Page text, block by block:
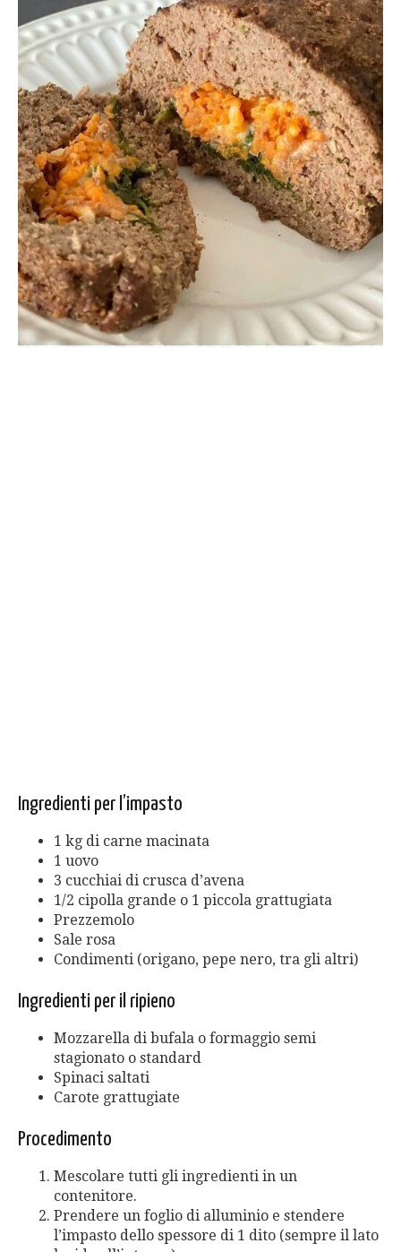
Ingredienti per l’impasto
1 kg di carne macinata
1 uovo
3 cucchiai di crusca d’avena
1/2 cipolla grande o 1 piccola grattugiata
Prezzemolo
Sale rosa
Condimenti (origano, pepe nero, tra gli altri)
Ingredienti per il ripieno
Mozzarella di bufala o formaggio semi
stagionato o standard
Spinaci saltati
Carote grattugiate
Procedimento
Mescolare tutti gli ingredienti in un
contenitore.
Prendere un foglio di alluminio e stendere
l’impasto dello spessore di 1 dito (sempre il lato